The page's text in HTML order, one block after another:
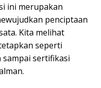
ini merupakan
penciptaan
Kita melihat
seperti
sampai sertifikasi